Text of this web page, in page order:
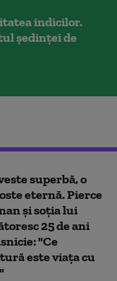
indicilor.
ședinței de
superbă, o
eternă. Pierce
și soția lui
25 de ani
"Ce
este viața cu